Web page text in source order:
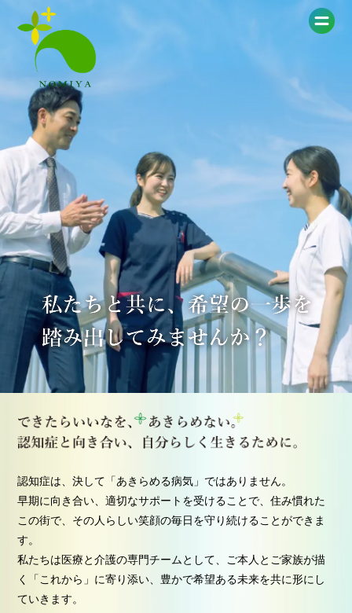
認知症は、決して「あきらめる病気」ではありません。
早期に向き合い、適切なサポートを受けることで、住み慣れた
この街で、その人らしい笑顔の毎日を守り続けることができま
す。
私たちは医療と介護の専門チームとして、ご本人とご家族が描
く「これから」に寄り添い、豊かで希望ある未来を共に形にし
ていきます。